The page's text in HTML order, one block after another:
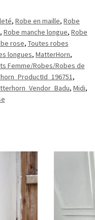
, Robe en maille, Robe
, Robe manche longue, Robe
rose, Toutes robes
longues, MatterHorn,
Femme/Robes/Robes de
,
, Midi,